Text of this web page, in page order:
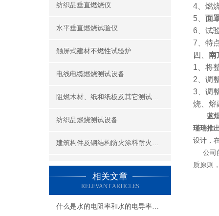
纺织品垂直燃烧仪
水平垂直燃烧试验仪
触屏式建材不燃性试验炉
电线电缆燃烧测试设备
阻燃木材、纸和纸板及其它测试设备
纺织品燃烧测试设备
建筑构件及钢结构防火涂料耐火性能试验设备
公共场所阻燃制品及组件燃烧性能测试设备
建筑材料及制品燃烧性能测试设备
酒精喷灯燃烧试验仪
相关文章
RELEVANT ARTICLES
什么是水的电阻率和水的电导率？如何测量？
4、燃
5、 面
6、试
7、特
四、 南
1、将
2、调
3、调
烧、熔
蓝
瑾瑞推
设计，
公司
质原则